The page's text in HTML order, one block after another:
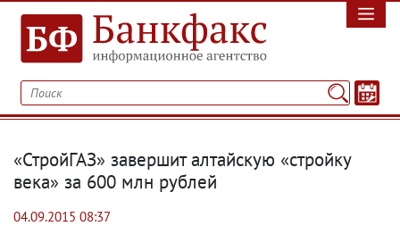
«СтройГАЗ» завершит алтайскую «стройку
века» за 600 млн рублей
04.09.2015 08:37